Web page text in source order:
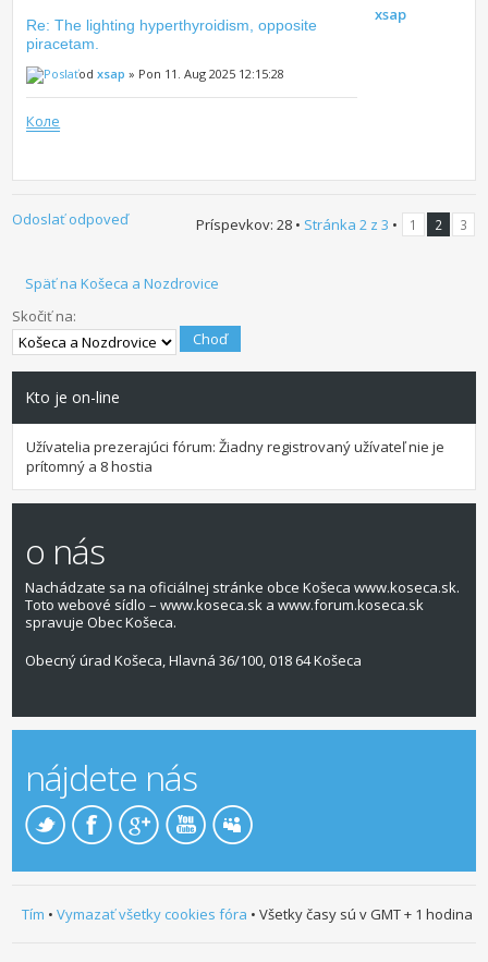
Re: The lighting hyperthyroidism, opposite
piracetam.
odxsap » Pon 11. Aug 2025 12:15:28
Коле
xsap
Odoslať odpoveď Príspevkov: 28 • Stránka 2z 3 • 1 2 3
Späť na Košeca a Nozdrovice
Skočiť na:
Kto je on-line
Užívatelia prezerajúci fórum: Žiadny registrovaný užívateľ nie je
prítomný a 8 hostia
o nás
Nachádzate sa na oficiálnej stránke obce Košeca www.koseca.sk.
Toto webové sídlo – www.koseca.sk a www.forum.koseca.sk
spravuje Obec Košeca.
Obecný úrad Košeca, Hlavná 36/100, 018 64 Košeca
nájdete nás
Tím • Vymazať všetky cookies fóra • Všetky časy sú v GMT + 1 hodina